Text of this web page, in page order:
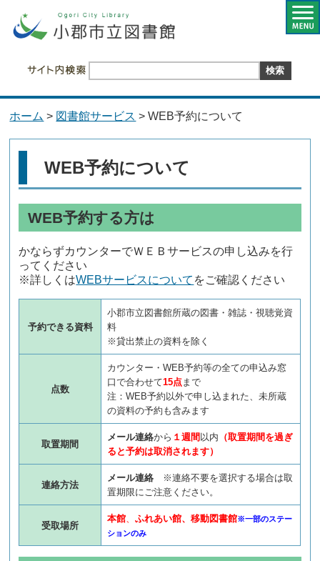
ホーム > 図書館サービス > WEB予約について
WEB予約について
WEB予約する方は
かならずカウンターでＷＥＢサービスの申し込みを行
ってください
※詳しくはWEBサービスについて をご確認ください
予約できる資料
小郡市立図書館所蔵の図書・雑誌・視聴覚資
料
※貸出禁止の資料を除く
点数
カウンター・WEB予約等の全ての申込み窓
口で合わせて15点 まで
注：WEB予約以外で申し込まれた、未所蔵
の資料の予約も含みます
取置期間
メール連絡から １週間以内 （取置期間を過ぎ
ると予約は取消されます）
連絡方法
メール連絡 ※連絡不要を選択する場合は取
置期限にご注意ください。
受取場所
本館 、ふれあい館、移動図書館※一部のステー
ションのみ